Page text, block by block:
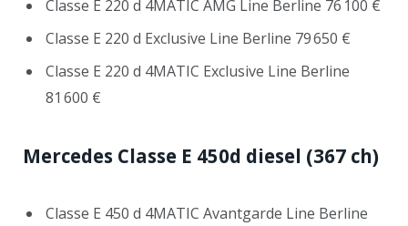
Classe E 220 d 4MATIC AMG Line Berline 76 100 €
Classe E 220 d Exclusive Line Berline 79 650 €
Classe E 220 d 4MATIC Exclusive Line Berline
81 600 €
Mercedes Classe E 450d diesel (367 ch)
Classe E 450 d 4MATIC Avantgarde Line Berline